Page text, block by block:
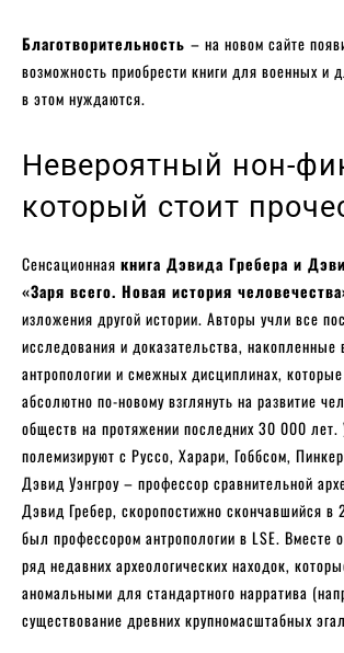
Благотворительность – на новом сайте
возможность приобрести книги для военных и
в этом нуждаются.
Невероятный нон-
который стоит
Сенсационная книга Дэвида Гребера и
«Заря всего. Новая история
изложения другой истории. Авторы учли все
исследования и доказательства, накопленные
антропологии и смежных дисциплинах,
абсолютно по-новому взглянуть на развитие
обществ на протяжении последних 30 000 лет.
полемизируют с Руссо, Харари, Гоббсом,
Дэвид Уэнгроу – профессор сравнительной
Дэвид Гребер, скоропостижно скончавшийся в
был профессором антропологии в LSE. Вместе
ряд недавних археологических находок,
аномальными для стандартного нарратива
существование древних крупномасштабных